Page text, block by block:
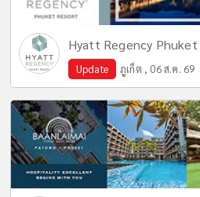
Hyatt Regency
Update ภูเก็ต , 06 ส.ค. 69